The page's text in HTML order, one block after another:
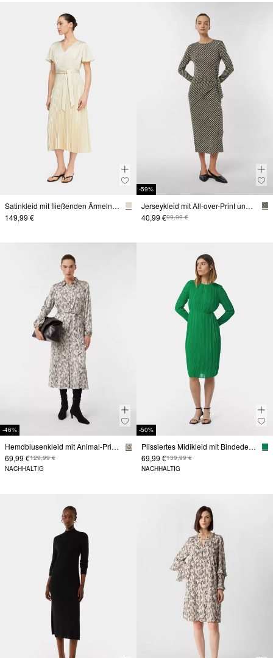
Satinkleid mit fließenden Ärmeln und Plissée-Rock
149,99 €
-59%
Jerseykleid mit All-over-Print und Wickeldetail
40,99 €99,99 €
-46%
Hemdblusenkleid mit Animal-Print in Midilänge aus Satin
69,99 €129,99 €
NACHHALTIG
-50%
Plissiertes Midikleid mit Bindedetail
69,99 €139,99 €
NACHHALTIG